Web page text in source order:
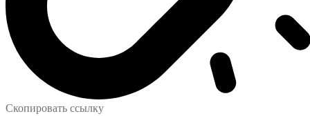
Скопировать ссылку